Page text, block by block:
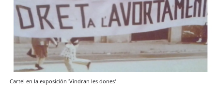
Cartel en la exposición 'Vindran les dones'